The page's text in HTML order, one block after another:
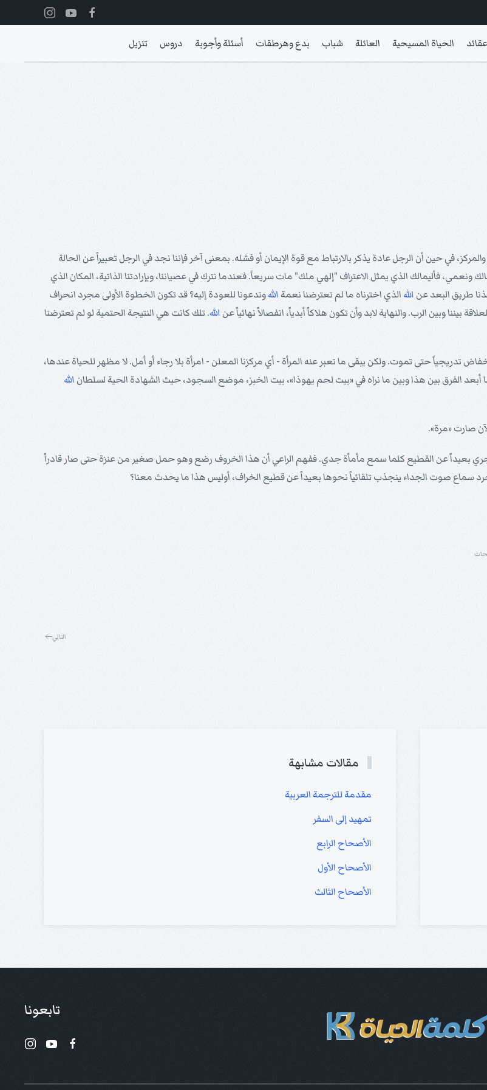
عقائد الحياة المسيحية العائلة شباب بدع وهرطقات أسئلة وأجوبة دروس تنزيل
في حين أن الرجل عادة يذكر بالارتباط مع قوة الإيمان أو فشله. بمعنى آخر فإننا نجد في الرجل تعبيراً عن الحالة
ونعمي، فأليمالك الذي يمثل الاعتراف "إلهي ملك" مات سريعاً. فعندما نترك في عصياننا، وبإرادتنا الذاتية، المكان الذي
طريق البعد عن الله الذي اخترناه ما لم تعترضنا نعمة اللهوتدعونا للعودة إليه؟ قد تكون الخطوة الأولى مجرد انحراف
وبين الرب. والنهاية لابد وأن تكون هلاكاً أبدياً، انفصالاً نهائياً عن الله. تلك كانت هي النتيجة الحتمية لو لم تعترضنا
تدريجياً حتى تموت. ولكن يبقى ما تعبر عنه المرأة - أي مركزنا المعلن - امرأة بلا رجاء أو أمل. لا مظهر للحياة عندها،
أبعد الفرق بين هذا وبين ما نراه في «بيت لحم يهوذا»، بيت الخبز، موضع السجود، حيث الشهادة الحية لسلطان الله
صارت «مرة».
بعيداً عن القطيع كلما سمع مأمأة جدي. ففهم الراعي أن هذا الخروف رضع وهو حمل صغير من عنزة حتى صار قادراً
سماع صوت الجداء ينجذب تلقائياً نحوها بعيداً عن قطيع الخراف، أوليس هذا ما يحدث معنا؟
التالي
مقالات مشابهة
مقدمة للترجمة العربية
تمهيد إلى السفر
الأصحاح الرابع
الأصحاح الأول
الأصحاح الثالث
تابعونا